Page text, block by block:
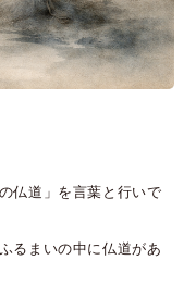
仏道」を言葉と行いで
るまいの中に仏道があ